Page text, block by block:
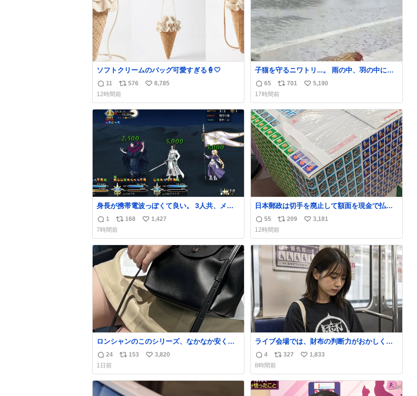
ソフトクリームのバッグ可愛すぎる🍦🤍
返
信
数
11
リ
ポ
ス
ト
576
い
ね
8,785
12時間前
子猫を守るニワトリ...。 雨の中、羽の中に子
猫を入れて守る姿に感動した！！ 愛は種族を
超える！
返
信
数
65
リ
ポ
ス
ト
数
701
い
ね
数
5,190
17時間前
身長が携帯電波っぽくて良い。 3人共、メッ
チャ強くなった。 しかし回復量凄いな。 📖
S.T.S⚔️🚩
返
信
数
1
リ
ポ
ス
ト
数
168
い
ね
数
1,427
7時間前
日本郵政は切手を廃止して額面を現金で払い
戻せ2026 #日本郵政 @JapanPostHD_PR
返
信
数
55
リ
ポ
ス
ト
数
209
い
ね
数
3,181
12時間前
ロンシャンのこのシリーズ、なかなか安くな
らないのにセール価格になってる🖤✨レザー
なのが反則級にかわいい。持ってるだけでコ
ーデが格上げされる。
返
信
数
24
リ
ス
ト
153
い
ね
数
3,820
1日前
ライブ会場では、財布の判断力がおかしくな
る。
返
信
数
4
リ
ポ
ス
ト
327
い
ね
数
1,833
8時間前